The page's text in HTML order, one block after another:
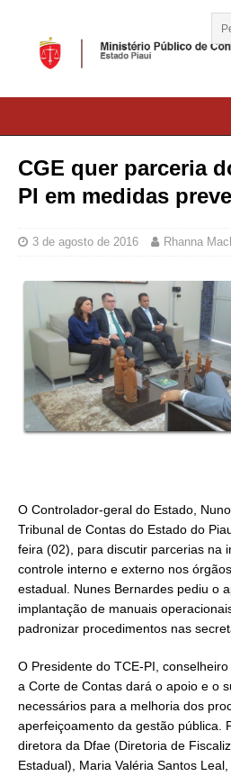
CGE quer parceria
PI em medidas
3 de agosto de 2016 Rhanna
O Controlador-geral do Estado,
Tribunal de Contas do Estado do
feira (02), para discutir parcerias na
controle interno e externo nos
estadual. Nunes Bernardes pediu o
implantação de manuais
padronizar procedimentos nas
O Presidente do TCE-PI,
a Corte de Contas dará o apoio e o
necessários para a melhoria dos
aperfeiçoamento da gestão pública.
diretora da Dfae (Diretoria de
Estadual), Maria Valéria Santos